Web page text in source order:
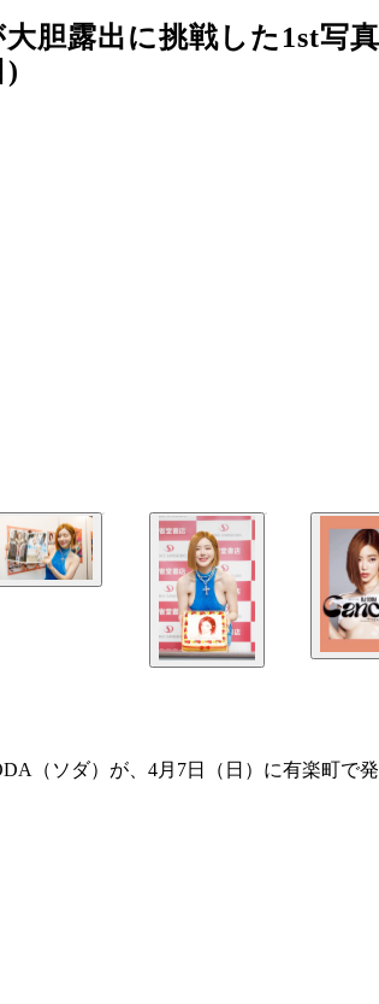
胆露出に挑戦した1st写
)
（ソダ）が、4月7日（日）に有楽町